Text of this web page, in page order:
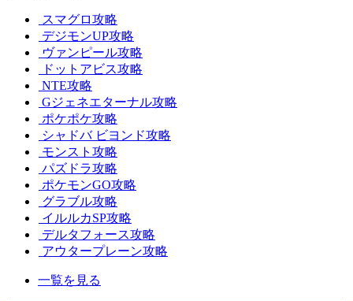
スマグロ攻略
デジモンUP攻略
ヴァンピール攻略
ドットアビス攻略
NTE攻略
Gジェネエターナル攻略
ポケポケ攻略
シャドバ ビヨンド攻略
モンスト攻略
パズドラ攻略
ポケモンGO攻略
グラブル攻略
イルルカSP攻略
デルタフォース攻略
アウタープレーン攻略
一覧を見る